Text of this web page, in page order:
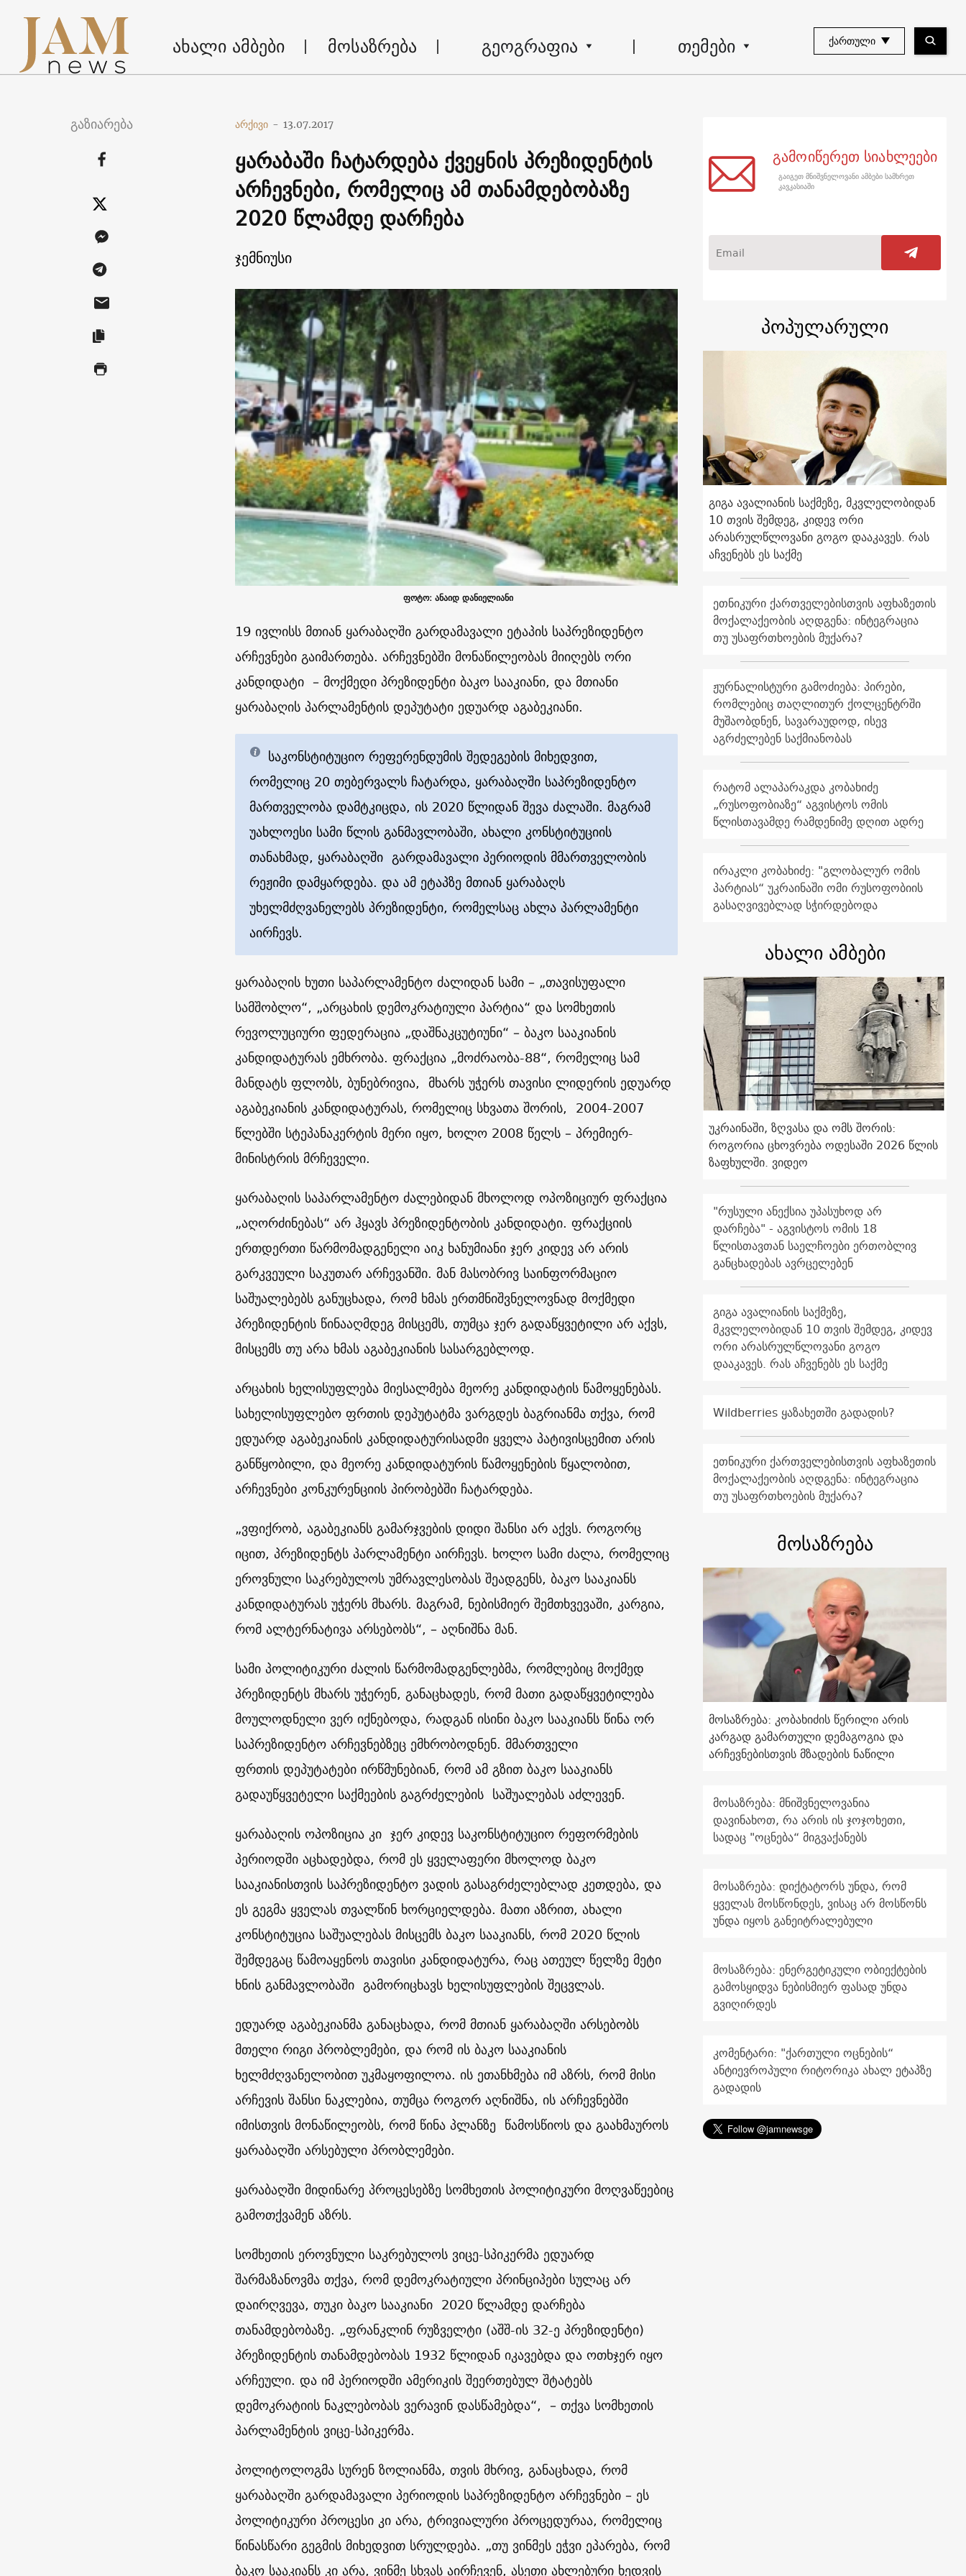
ახალი ამბები მოსაზრება გეოგრაფია თემები ᲥᲐᲠᲗᲣᲚᲘ
გაზიარება არქივი - 13.07.2017
ყარაბაში ჩატარდება ქვეყნის პრეზიდენტის
არჩევნები, რომელიც ამ თანამდებობაზე
2020 წლამდე დარჩება
ჯემნიუსი
ფოტო: ანაიდ დანიელიანი
19 ივლისს მთიან ყარაბაღში გარდამავალი ეტაპის საპრეზიდენტო
არჩევნები გაიმართება. არჩევნებში მონაწილეობას მიიღებს ორი
კანდიდატი – მოქმედი პრეზიდენტი ბაკო სააკიანი, და მთიანი
ყარაბაღის პარლამენტის დეპუტატი ედუარდ აგაბეკიანი.
საკონსტიტუციო რეფერენდუმის შედეგების მიხედვით,
რომელიც 20 თებერვალს ჩატარდა, ყარაბაღში საპრეზიდენტო
მართველობა დამტკიცდა, ის 2020 წლიდან შევა ძალაში. მაგრამ
უახლოესი სამი წლის განმავლობაში, ახალი კონსტიტუციის
თანახმად, ყარაბაღში გარდამავალი პერიოდის მმართველობის
რეჟიმი დამყარდება. და ამ ეტაპზე მთიან ყარაბაღს
უხელმძღვანელებს პრეზიდენტი, რომელსაც ახლა პარლამენტი
აირჩევს.
ყარაბაღის ხუთი საპარლამენტო ძალიდან სამი – „თავისუფალი
სამშობლო“, „არცახის დემოკრატიული პარტია“ და სომხეთის
რევოლუციური ფედერაცია „დაშნაკცუტიუნი“ – ბაკო სააკიანის
კანდიდატურას ემხრობა. ფრაქცია „მოძრაობა-88“, რომელიც სამ
მანდატს ფლობს, ბუნებრივია, მხარს უჭერს თავისი ლიდერის ედუარდ
აგაბეკიანის კანდიდატურას, რომელიც სხვათა შორის, 2004-2007
წლებში სტეპანაკერტის მერი იყო, ხოლო 2008 წელს – პრემიერ-
მინისტრის მრჩეველი.
ყარაბაღის საპარლამენტო ძალებიდან მხოლოდ ოპოზიციურ ფრაქცია
„აღორძინებას“ არ ჰყავს პრეზიდენტობის კანდიდატი. ფრაქციის
ერთდერთი წარმომადგენელი აიკ ხანუმიანი ჯერ კიდევ არ არის
გარკვეული საკუთარ არჩევანში. მან მასობრივ საინფორმაციო
საშუალებებს განუცხადა, რომ ხმას ერთმნიშვნელოვნად მოქმედი
პრეზიდენტის წინააღმდეგ მისცემს, თუმცა ჯერ გადაწყვეტილი არ აქვს,
მისცემს თუ არა ხმას აგაბეკიანის სასარგებლოდ.
არცახის ხელისუფლება მიესალმება მეორე კანდიდატის წამოყენებას.
სახელისუფლებო ფრთის დეპუტატმა ვარგდეს ბაგრიანმა თქვა, რომ
ედუარდ აგაბეკიანის კანდიდატურისადმი ყველა პატივისცემით არის
განწყობილი, და მეორე კანდიდატურის წამოყენების წყალობით,
არჩევნები კონკურენციის პირობებში ჩატარდება.
„ვფიქრობ, აგაბეკიანს გამარჯვების დიდი შანსი არ აქვს. როგორც
იცით, პრეზიდენტს პარლამენტი აირჩევს. ხოლო სამი ძალა, რომელიც
ეროვნული საკრებულოს უმრავლესობას შეადგენს, ბაკო სააკიანს
კანდიდატურას უჭერს მხარს. მაგრამ, ნებისმიერ შემთხვევაში, კარგია,
რომ ალტერნატივა არსებობს“, – აღნიშნა მან.
სამი პოლიტიკური ძალის წარმომადგენლებმა, რომლებიც მოქმედ
პრეზიდენტს მხარს უჭერენ, განაცხადეს, რომ მათი გადაწყვეტილება
მოულოდნელი ვერ იქნებოდა, რადგან ისინი ბაკო სააკიანს წინა ორ
საპრეზიდენტო არჩევნებზეც ემხრობოდნენ. მმართველი
ფრთის დეპუტატები ირწმუნებიან, რომ ამ გზით ბაკო სააკიანს
გადაუწყვეტელი საქმეების გაგრძელების საშუალებას აძლევენ.
ყარაბაღის ოპოზიცია კი ჯერ კიდევ საკონსტიტუციო რეფორმების
პერიოდში აცხადებდა, რომ ეს ყველაფერი მხოლოდ ბაკო
სააკიანისთვის საპრეზიდენტო ვადის გასაგრძელებლად კეთდება, და
ეს გეგმა ყველას თვალწინ ხორციელდება. მათი აზრით, ახალი
კონსტიტუცია საშუალებას მისცემს ბაკო სააკიანს, რომ 2020 წლის
შემდეგაც წამოაყენოს თავისი კანდიდატურა, რაც ათეულ წელზე მეტი
ხნის განმავლობაში გამორიცხავს ხელისუფლების შეცვლას.
ედუარდ აგაბეკიანმა განაცხადა, რომ მთიან ყარაბაღში არსებობს
მთელი რიგი პრობლემები, და რომ ის ბაკო სააკიანის
ხელმძღვანელობით უკმაყოფილოა. ის ეთანხმება იმ აზრს, რომ მისი
არჩევის შანსი ნაკლებია, თუმცა როგორ აღნიშნა, ის არჩევნებში
იმისთვის მონაწილეობს, რომ წინა პლანზე წამოსწიოს და გაახმაუროს
ყარაბაღში არსებული პრობლემები.
ყარაბაღში მიდინარე პროცესებზე სომხეთის პოლიტიკური მოღვაწეებიც
გამოთქვამენ აზრს.
სომხეთის ეროვნული საკრებულოს ვიცე-სპიკერმა ედუარდ
შარმაზანოვმა თქვა, რომ დემოკრატიული პრინციპები სულაც არ
დაირღვევა, თუკი ბაკო სააკიანი 2020 წლამდე დარჩება
თანამდებობაზე. „ფრანკლინ რუზველტი (აშშ-ის 32-ე პრეზიდენტი)
პრეზიდენტის თანამდებობას 1932 წლიდან იკავებდა და ოთხჯერ იყო
არჩეული. და იმ პერიოდში ამერიკის შეერთებულ შტატებს
დემოკრატიის ნაკლებობას ვერავინ დასწამებდა“, – თქვა სომხეთის
პარლამენტის ვიცე-სპიკერმა.
პოლიტოლოგმა სურენ ზოლიანმა, თვის მხრივ, განაცხადა, რომ
ყარაბაღში გარდამავალი პერიოდის საპრეზიდენტო არჩევნები – ეს
პოლიტიკური პროცესი კი არა, ტრივიალური პროცედურაა, რომელიც
წინასწარი გეგმის მიხედვით სრულდება. „თუ ვინმეს ეჭვი ეპარება, რომ
ბაკო სააკიანს კი არა, ვინმე სხვას აირჩევენ, ასეთი ახლებური ხედვის
გამოიწერეთ სიახლეები
გაიგეთ მნიშვნელოვანი ამბები სამხრეთ
კავკასიაში
პოპულარული
გიგა ავალიანის საქმეზე, მკვლელობიდან
10 თვის შემდეგ, კიდევ ორი
არასრულწლოვანი გოგო დააკავეს. რას
აჩვენებს ეს საქმე
ეთნიკური ქართველებისთვის აფხაზეთის
მოქალაქეობის აღდგენა: ინტეგრაცია
თუ უსაფრთხოების მუქარა?
ჟურნალისტური გამოძიება: პირები,
რომლებიც თაღლითურ ქოლცენტრში
მუშაობდნენ, სავარაუდოდ, ისევ
აგრძელებენ საქმიანობას
რატომ ალაპარაკდა კობახიძე
„რუსოფობიაზე“ აგვისტოს ომის
წლისთავამდე რამდენიმე დღით ადრე
ირაკლი კობახიძე: "გლობალურ ომის
პარტიას“ უკრაინაში ომი რუსოფობიის
გასაღვივებლად სჭირდებოდა
ახალი ამბები
უკრაინაში, ზღვასა და ომს შორის:
როგორია ცხოვრება ოდესაში 2026 წლის
ზაფხულში. ვიდეო
"რუსული ანექსია უპასუხოდ არ
დარჩება" - აგვისტოს ომის 18
წლისთავთან საელჩოები ერთობლივ
განცხადებას ავრცელებენ
გიგა ავალიანის საქმეზე,
მკვლელობიდან 10 თვის შემდეგ, კიდევ
ორი არასრულწლოვანი გოგო
დააკავეს. რას აჩვენებს ეს საქმე
Wildberries ყაზახეთში გადადის?
ეთნიკური ქართველებისთვის აფხაზეთის
მოქალაქეობის აღდგენა: ინტეგრაცია
თუ უსაფრთხოების მუქარა?
მოსაზრება
მოსაზრება: კობახიძის წერილი არის
კარგად გამართული დემაგოგია და
არჩევნებისთვის მზადების ნაწილი
მოსაზრება: მნიშვნელოვანია
დავინახოთ, რა არის ის ჯოჯოხეთი,
სადაც "ოცნება“ მიგვაქანებს
მოსაზრება: დიქტატორს უნდა, რომ
ყველას მოსწონდეს, ვისაც არ მოსწონს
უნდა იყოს განეიტრალებული
მოსაზრება: ენერგეტიკული ობიექტების
გამოსყიდვა ნებისმიერ ფასად უნდა
გვიღირდეს
კომენტარი: "ქართული ოცნების“
ანტიევროპული რიტორიკა ახალ ეტაპზე
გადადის